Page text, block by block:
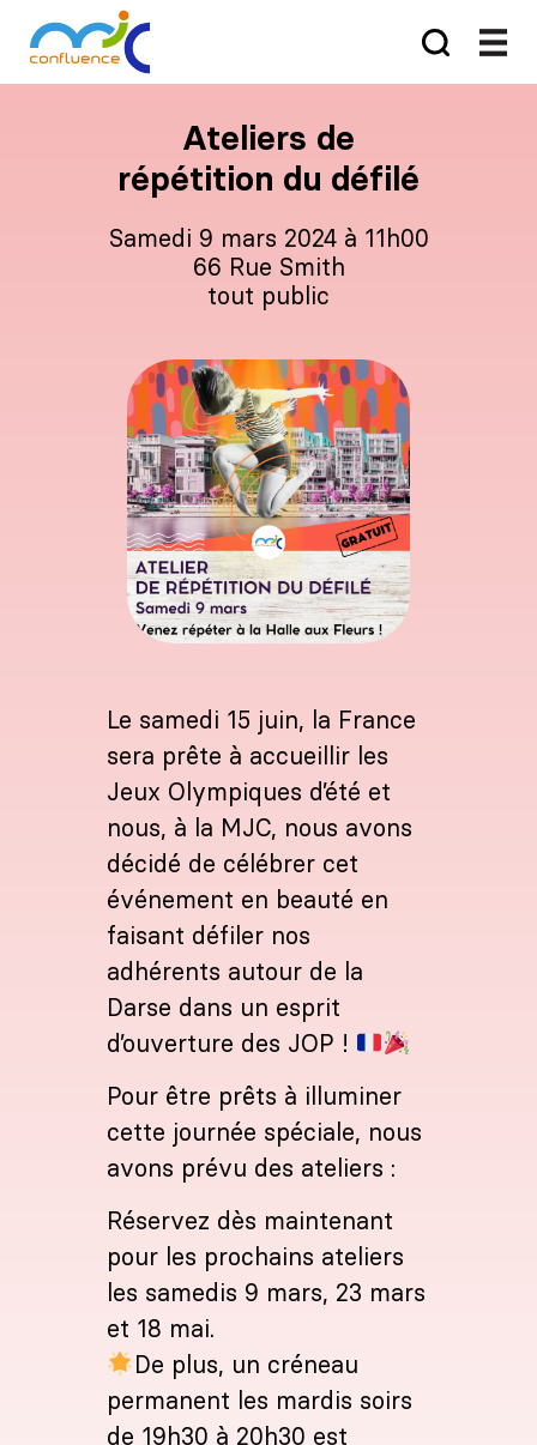
Ateliers de
répétition du défilé
samedi 9 mars 2024 à 11h00
66 Rue Smith
tout public
Le samedi 15 juin, la France
sera prête à accueillir les
Jeux Olympiques d’été et
nous, à la MJC, nous avons
décidé de célébrer cet
événement en beauté en
faisant défiler nos
adhérents autour de la
Darse dans un esprit
d’ouverture des JOP !
Pour être prêts à illuminer
cette journée spéciale, nous
avons prévu des ateliers :
Réservez dès maintenant
pour les prochains ateliers
les samedis 9 mars, 23 mars
et 18 mai.
De plus, un créneau
permanent les mardis soirs
de 19h30 à 20h30 est